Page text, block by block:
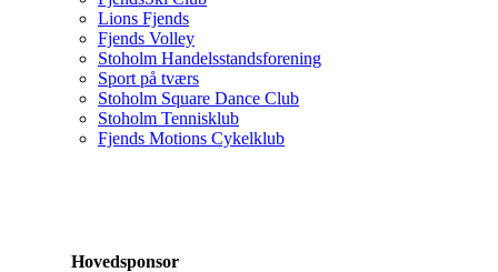
Lions Fjends
Fjends Volley
Stoholm Handelsstandsforening
Sport på tværs
Stoholm Square Dance Club
Stoholm Tennisklub
Fjends Motions Cykelklub
Hovedsponsor